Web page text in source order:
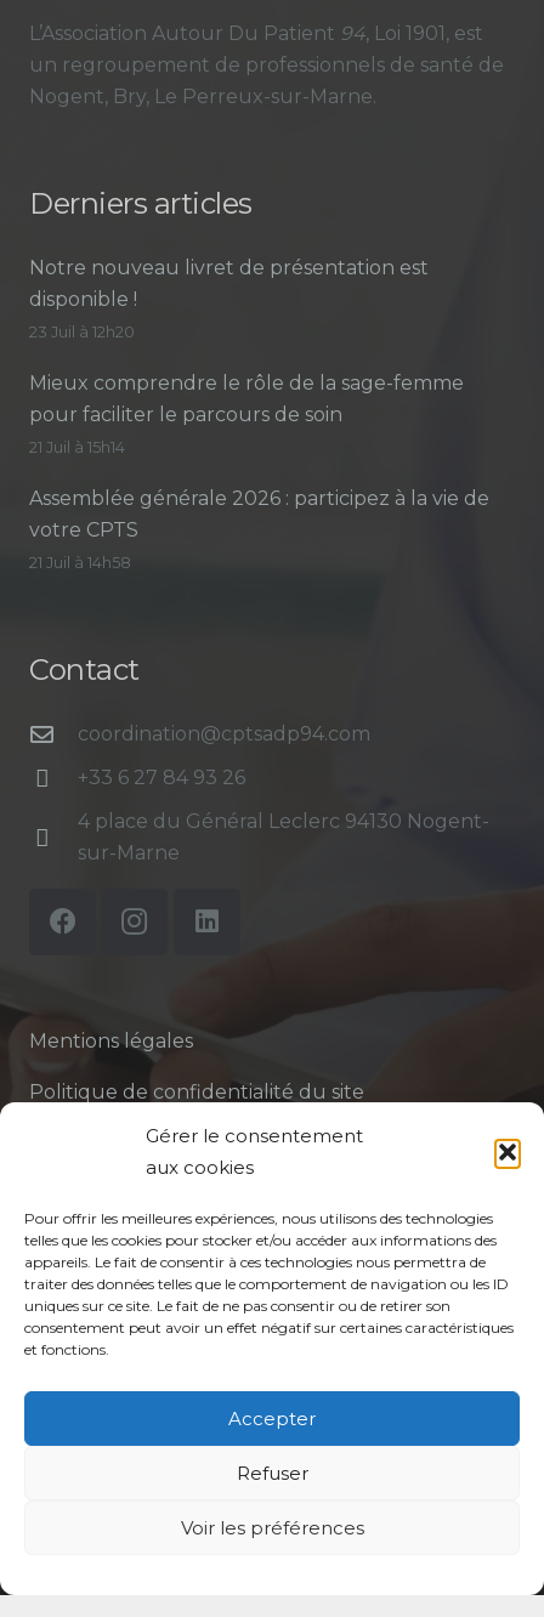
Gérer le consentement
aux cookies
Pour offrir les meilleures expériences, nous utilisons des technologies
telles que les cookies pour stocker et/ou accéder aux informations des
appareils. Le fait de consentir à ces technologies nous permettra de
traiter des données telles que le comportement de navigation ou les ID
uniques sur ce site. Le fait de ne pas consentir ou de retirer son
consentement peut avoir un effet négatif sur certaines caractéristiques
et fonctions.
Accepter
Refuser
Voir les préférences
L’Association Autour Du Patient 94, Loi 1901, est
un regroupement de professionnels de santé de
Nogent, Bry, Le Perreux-sur-Marne.
Derniers articles
Notre nouveau livret de présentation est
disponible !
23 Juil à 12h20
Mieux comprendre le rôle de la sage-femme
pour faciliter le parcours de soin
21 Juil à 15h14
Assemblée générale 2026 : participez à la vie de
votre CPTS
21 Juil à 14h58
Contact
coordination@cptsadp94.com
+33 6 27 84 93 26
4 place du Général Leclerc 94130 Nogent-
sur-Marne
Mentions légales
Politique de confidentialité du site
Politique de protection des données de la CPTS
© CPTS Autour du Patient
Votre CPTS
Professionnels de santé